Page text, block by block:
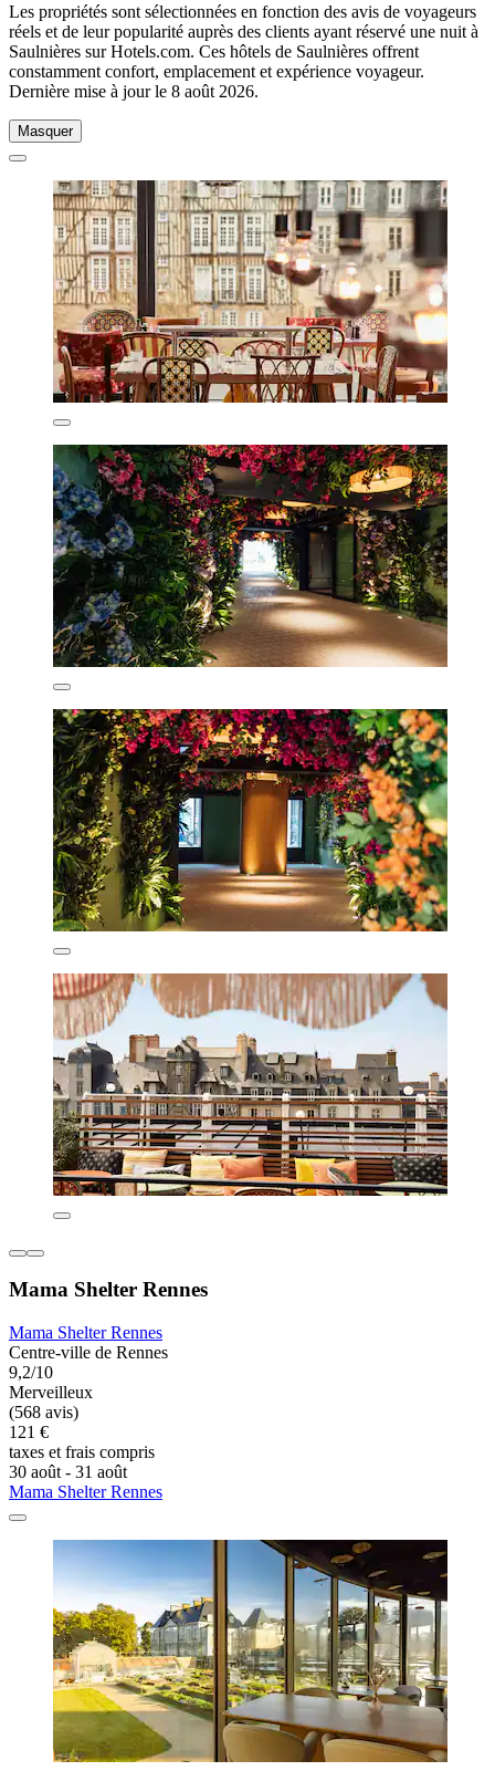
Les propriétés sont sélectionnées en fonction des avis de voyageurs
réels et de leur popularité auprès des clients ayant réservé une nuit à
Saulnières sur Hotels.com. Ces hôtels de Saulnières offrent
constamment confort, emplacement et expérience voyageur.
Dernière mise à jour le 8 août 2026.
Masquer
Mama Shelter Rennes
Mama Shelter Rennes
Centre-ville de Rennes
9,2/10
Merveilleux
(568 avis)
121 €
taxes et frais compris
30 août - 31 août
Mama Shelter Rennes